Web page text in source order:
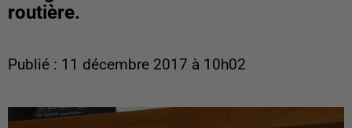
routière.
Publié : 11 décembre 2017 à 10h02